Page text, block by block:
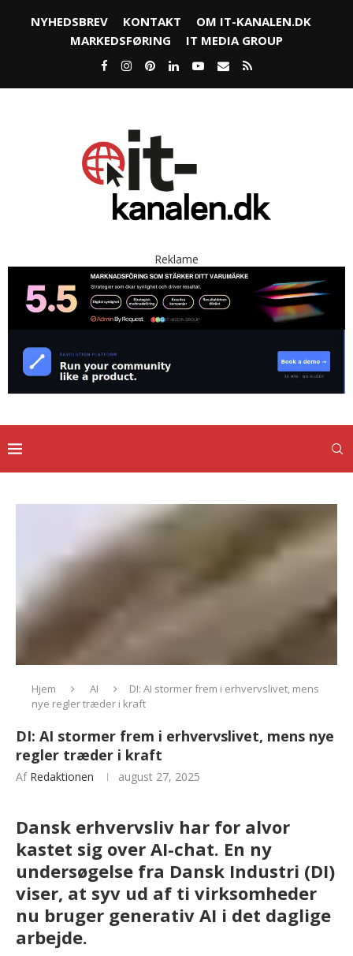
NYHEDSBREV KONTAKT
OM IT-KANALEN.DK
MARKEDSFØRING
IT MEDIA GROUP
Reklame
Hjem AI
DI: AI stormer frem i erhvervslivet, mens
nye regler træder i kraft
DI: AI stormer frem i erhvervslivet, mens nye
regler træder i kraft
Af Redaktionen august 27, 2025
Dansk erhvervsliv har for alvor
kastet sig over AI-chat. En ny
undersøgelse fra Dansk Industri (DI)
viser, at syv ud af ti virksomheder
nu bruger generativ AI i det daglige
arbejde.